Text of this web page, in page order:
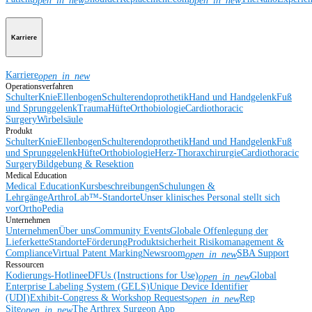
Karriere
Karriereopen_in_new
Operationsverfahren
SchulterKnieEllenbogenSchulterendoprothetikHand und HandgelenkFuß
und SprunggelenkTraumaHüfteOrthobiologieCardiothoracic
SurgeryWirbelsäule
Produkt
SchulterKnieEllenbogenSchulterendoprothetikHand und HandgelenkFuß
und SprunggelenkHüfteOrthobiologieHerz-ThoraxchirurgieCardiothoracic
SurgeryBildgebung & Resektion
Medical Education
Medical EducationKursbeschreibungenSchulungen &
LehrgängeArthroLab™-StandorteUnser klinisches Personal stellt sich
vorOrthoPedia
Unternehmen
UnternehmenÜber unsCommunity EventsGlobale Offenlegung der
LieferketteStandorteFörderungProduktsicherheit Risikomanagement &
ComplianceVirtual Patent MarkingNewsroomopen_in_newSBA Support
Ressourcen
Kodierungs-HotlineeDFUs (Instructions for Use)open_in_newGlobal
Enterprise Labeling System (GELS)Unique Device Identifier
(UDI)Exhibit-Congress & Workshop Requestsopen_in_newRep
Site
The Arthrex Surgeon App